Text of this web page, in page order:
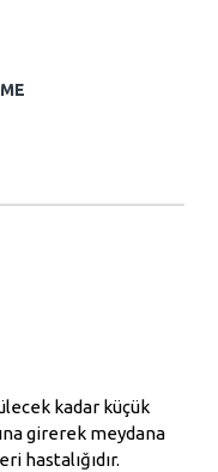
kadar küçük
girerek meydana
hastalığıdır.